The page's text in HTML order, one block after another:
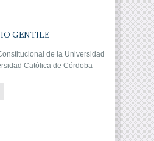
GENTILE
de la Universidad
Católica de Córdoba